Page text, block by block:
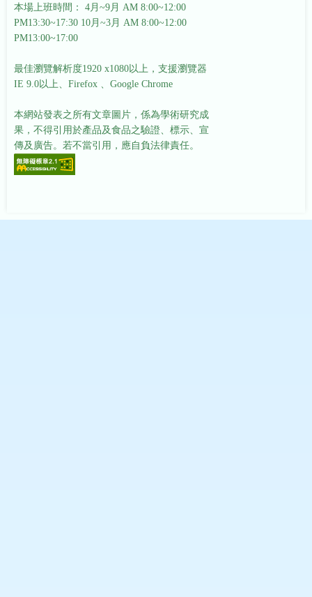
本場上班時間： 4月~9月 AM 8:00~12:00
PM13:30~17:30 10月~3月 AM 8:00~12:00
PM13:00~17:00
最佳瀏覽解析度1920 x1080以上，支援瀏覽器
IE 9.0以上、Firefox 、Google Chrome
本網站發表之所有文章圖片，係為學術研究成
果，不得引用於產品及食品之驗證、標示、宣
傳及廣告。若不當引用，應自負法律責任。